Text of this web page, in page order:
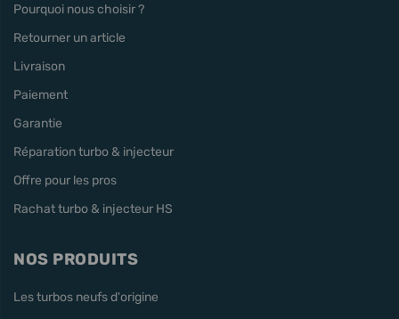
Pourquoi nous choisir ?
Retourner un article
Livraison
Paiement
Garantie
Réparation turbo & injecteur
Offre pour les pros
Rachat turbo & injecteur HS
NOS PRODUITS
Les turbos neufs d'origine